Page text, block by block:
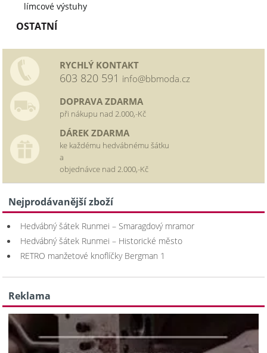
límcové výstuhy
OSTATNÍ
RYCHLÝ KONTAKT
603 820 591 info@bbmoda.cz
DOPRAVA ZDARMA
při nákupu nad 2.000,-Kč
DÁREK ZDARMA
ke každému hedvábnému šátku
a
objednávce nad 2.000,-Kč
Nejprodávanější zboží
Hedvábný šátek Runmei – Smaragdový mramor
Hedvábný šátek Runmei – Historické město
RETRO manžetové knoflíčky Bergman 1
Reklama